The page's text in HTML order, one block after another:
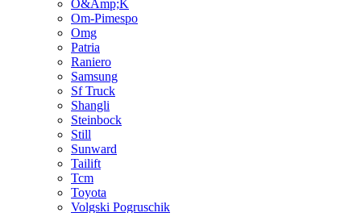
O&Amp;K
Om-Pimespo
Omg
Patria
Raniero
Samsung
Sf Truck
Shangli
Steinbock
Still
Sunward
Tailift
Tcm
Toyota
Volgski Pogruschik